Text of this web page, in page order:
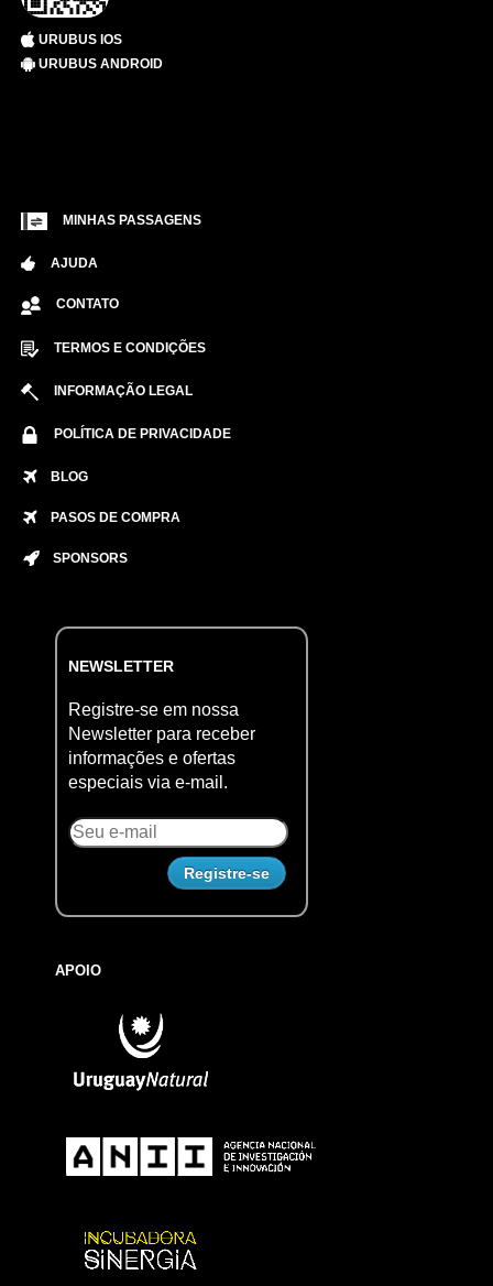
URUBUS IOS
URUBUS ANDROID
MINHAS PASSAGENS
AJUDA
CONTATO
TERMOS E CONDIÇÕES
INFORMAÇÃO LEGAL
POLÍTICA DE PRIVACIDADE
BLOG
PASOS DE COMPRA
SPONSORS
NEWSLETTER
Registre-se em nossa
Newsletter para receber
informações e ofertas
especiais via e-mail.
APOIO